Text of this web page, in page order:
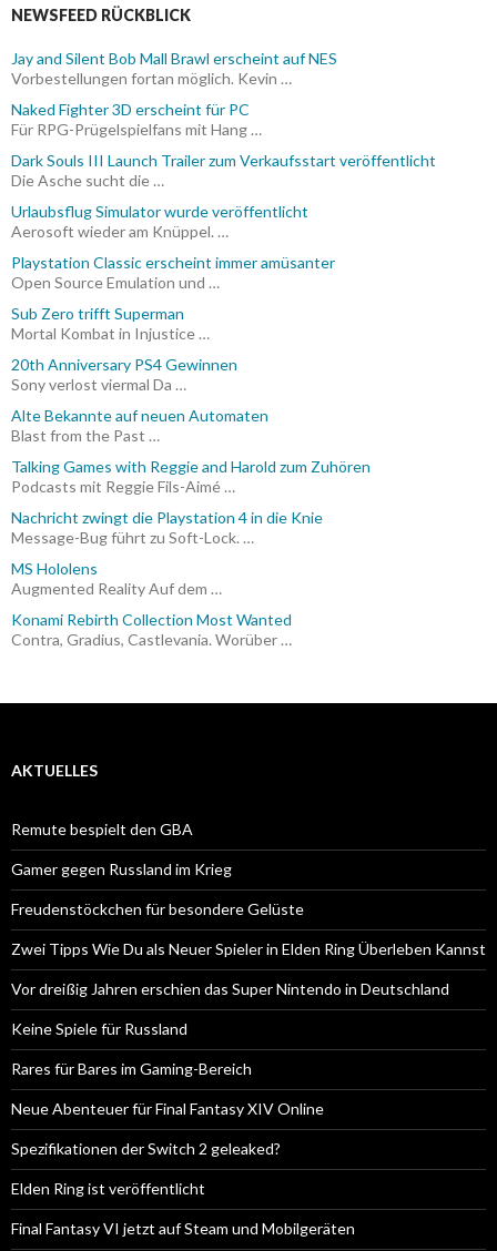
NEWSFEED RÜCKBLICK
Jay and Silent Bob Mall Brawl erscheint auf NES
Vorbestellungen fortan möglich. Kevin …
Naked Fighter 3D erscheint für PC
Für RPG-Prügelspielfans mit Hang …
Dark Souls III Launch Trailer zum Verkaufsstart veröffentlicht
Die Asche sucht die …
Urlaubsflug Simulator wurde veröffentlicht
Aerosoft wieder am Knüppel. …
Playstation Classic erscheint immer amüsanter
Open Source Emulation und …
Sub Zero trifft Superman
Mortal Kombat in Injustice …
20th Anniversary PS4 Gewinnen
Sony verlost viermal Da …
Alte Bekannte auf neuen Automaten
Blast from the Past …
Talking Games with Reggie and Harold zum Zuhören
Podcasts mit Reggie Fils-Aimé …
Nachricht zwingt die Playstation 4 in die Knie
Message-Bug führt zu Soft-Lock. …
MS Hololens
Augmented Reality Auf dem …
Konami Rebirth Collection Most Wanted
Contra, Gradius, Castlevania. Worüber …
AKTUELLES
Remute bespielt den GBA
Gamer gegen Russland im Krieg
Freudenstöckchen für besondere Gelüste
Zwei Tipps Wie Du als Neuer Spieler in Elden Ring Überleben Kannst
Vor dreißig Jahren erschien das Super Nintendo in Deutschland
Keine Spiele für Russland
Rares für Bares im Gaming-Bereich
Neue Abenteuer für Final Fantasy XIV Online
Spezifikationen der Switch 2 geleaked?
Elden Ring ist veröffentlicht
Final Fantasy VI jetzt auf Steam und Mobilgeräten